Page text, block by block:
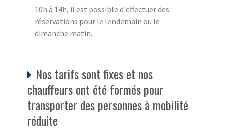
10h à 14h, il est possible d'effectuer des
réservations pour le lendemain ou le
dimanche matin.
Nos tarifs sont fixes et nos
chauffeurs ont été formés pour
transporter des personnes à mobilité
réduite